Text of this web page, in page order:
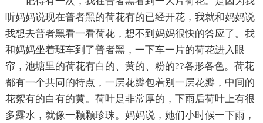
听妈妈说现在普者黑的荷花有的已经开花，我就和妈妈说
我想去普者黑看一看荷花，想不到妈妈很快的答应了。我
和妈妈坐着班车到了普者黑，一下车一片的荷花进入眼
帘，池塘里的荷花有白的、黄的、粉的??各形各色。荷花
都有一个共同的特点，一层花瓣包着别一层花瓣，中间的
花絮有的白有的黄。荷叶是非常厚的，下雨后荷叶上有很
多露水，就像一颗颗珍珠。妈妈说，她们小时候一下雨，